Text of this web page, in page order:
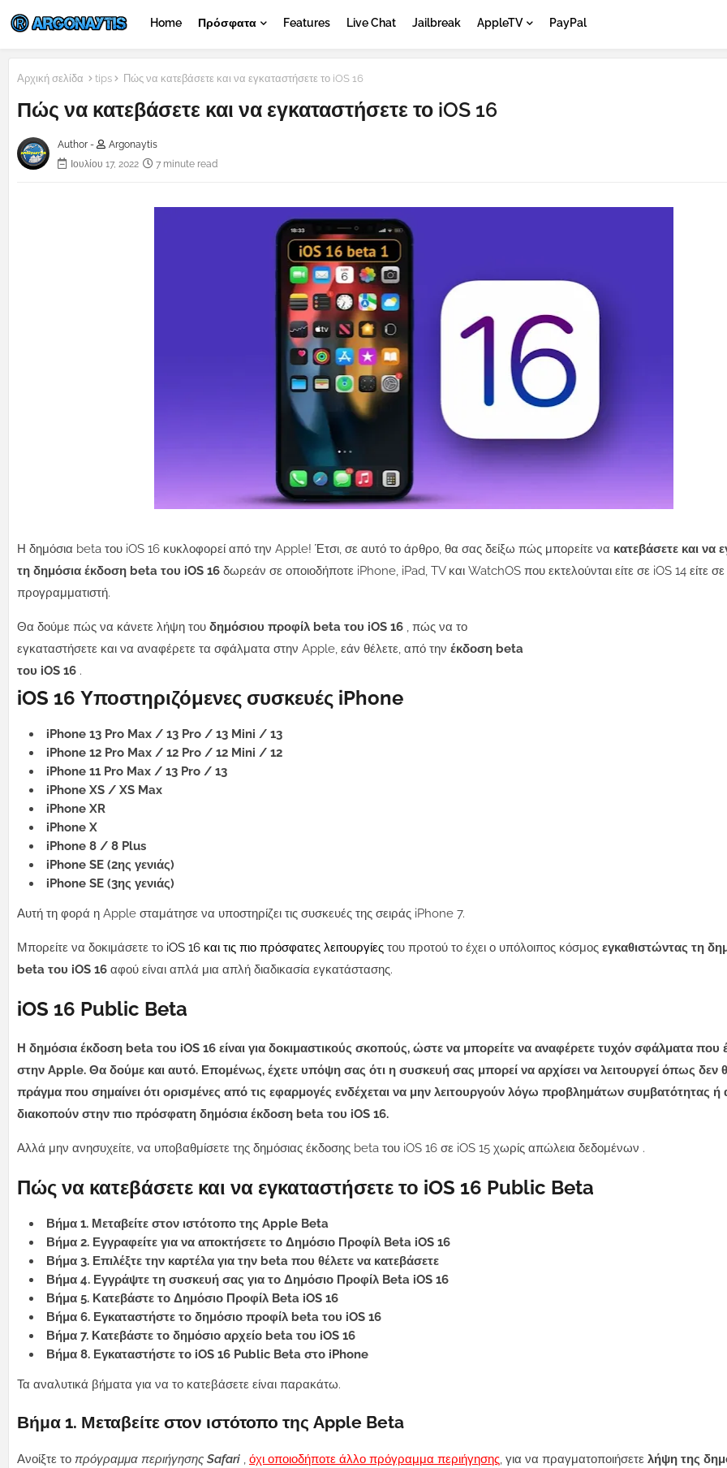
Home Πρόσφατα Features Live Chat Jailbreak AppleTV PayPal
Αρχική σελίδα tips Πώς να κατεβάσετε και να εγκαταστήσετε το iOS 16
Πώς να κατεβάσετε και να εγκαταστήσετε το iOS 16
Author -
Argonaytis
Ιουλίου 17, 2022
7 minute read
Η δημόσια beta του iOS 16 κυκλοφορεί από την Apple! Έτσι, σε αυτό το άρθρο, θα σας δείξω πώς μπορείτε να κατεβάσετε και να
τη δημόσια έκδοση beta του iOS 16 δωρεάν σε οποιοδήποτε iPhone, iPad, TV και WatchOS που εκτελούνται είτε σε iOS 14 είτε
προγραμματιστή.
Θα δούμε πώς να κάνετε λήψη του δημόσιου προφίλ beta του iOS 16 , πώς να το
εγκαταστήσετε και να αναφέρετε τα σφάλματα στην Apple, εάν θέλετε, από την έκδοση beta
του iOS 16 .
iOS 16 Υποστηριζόμενες συσκευές iPhone
iPhone 13 Pro Max / 13 Pro / 13 Mini / 13
iPhone 12 Pro Max / 12 Pro / 12 Mini / 12
iPhone 11 Pro Max / 13 Pro / 13
iPhone XS / XS Max
iPhone XR
iPhone X
iPhone 8 / 8 Plus
iPhone SE (2ης γενιάς)
iPhone SE (3ης γενιάς)
Αυτή τη φορά η Apple σταμάτησε να υποστηρίζει τις συσκευές της σειράς iPhone 7.
Μπορείτε να δοκιμάσετε το iOS 16 και τις πιο πρόσφατες λειτουργίες του προτού το έχει ο υπόλοιπος κόσμος εγκαθιστώντας τη
beta του iOS 16 αφού είναι απλά μια απλή διαδικασία εγκατάστασης.
iOS 16 Public Beta
Η δημόσια έκδοση beta του iOS 16 είναι για δοκιμαστικούς σκοπούς, ώστε να μπορείτε να αναφέρετε τυχόν σφάλματα που
στην Apple. Θα δούμε και αυτό. Επομένως, έχετε υπόψη σας ότι η συσκευή σας μπορεί να αρχίσει να λειτουργεί όπως δεν
πράγμα που σημαίνει ότι ορισμένες από τις εφαρμογές ενδέχεται να μην λειτουργούν λόγω προβλημάτων συμβατότητας
διακοπούν στην πιο πρόσφατη δημόσια έκδοση beta του iOS 16.
Αλλά μην ανησυχείτε, να υποβαθμίσετε της δημόσιας έκδοσης beta του iOS 16 σε iOS 15 χωρίς απώλεια δεδομένων .
Πώς να κατεβάσετε και να εγκαταστήσετε το iOS 16 Public Beta
Βήμα 1. Μεταβείτε στον ιστότοπο της Apple Beta
Βήμα 2. Εγγραφείτε για να αποκτήσετε το Δημόσιο Προφίλ Beta iOS 16
Βήμα 3. Επιλέξτε την καρτέλα για την beta που θέλετε να κατεβάσετε
Βήμα 4. Εγγράψτε τη συσκευή σας για το Δημόσιο Προφίλ Beta iOS 16
Βήμα 5. Κατεβάστε το Δημόσιο Προφίλ Beta iOS 16
Βήμα 6. Εγκαταστήστε το δημόσιο προφίλ beta του iOS 16
Βήμα 7. Κατεβάστε το δημόσιο αρχείο beta του iOS 16
Βήμα 8. Εγκαταστήστε το iOS 16 Public Beta στο iPhone
Τα αναλυτικά βήματα για να το κατεβάσετε είναι παρακάτω.
Βήμα 1. Μεταβείτε στον ιστότοπο της Apple Beta
Ανοίξτε το πρόγραμμα περιήγησης Safari , όχι οποιοδήποτε άλλο πρόγραμμα περιήγησης, για να πραγματοποιήσετε λήψη της